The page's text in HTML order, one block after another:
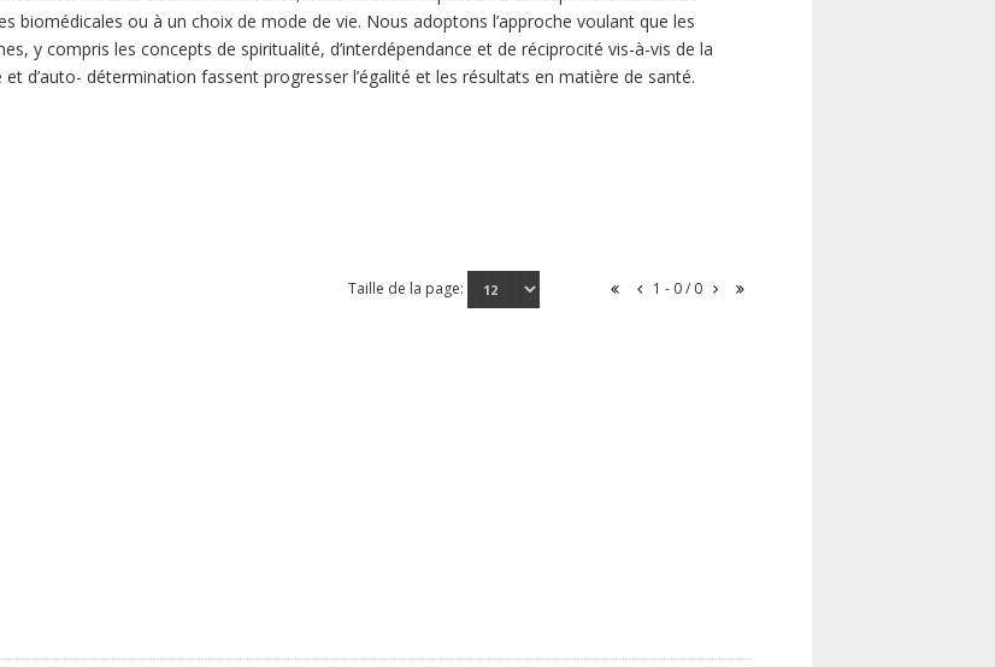
biomédicales ou à un choix de mode de vie. Nous adoptons l’approche voulant que les
y compris les concepts de spiritualité, d’interdépendance et de réciprocité vis-à-vis de la
d’auto- détermination fassent progresser l’égalité et les résultats en matière de santé.
Taille de la page: 1 - 0 / 0